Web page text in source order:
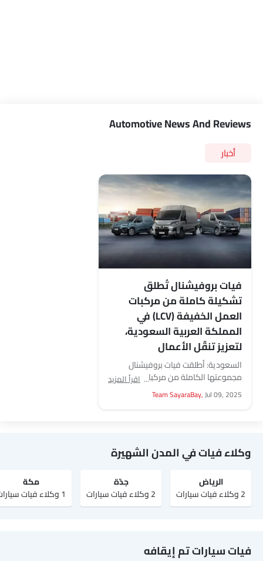
Automotive News And Reviews
أخبار
فيات بروفيشنال تُطلق
تشكيلة كاملة من مركبات
العمل الخفيفة (LCV) في
المملكة العربية السعودية،
لتعزيز تنقّل الأعمال
السعودية: أطلقت فيات بروفيشنال
مجموعتها الكاملة من مركبات النقل
الخفيفة في المملكة، حيث توفر سيارات
فان ذكية ومرنة لتلبية احتياجات...
اقرأ المزيد
Team SayaraBay,Jul 09, 2025
وكلاء فيات في المدن الشهيرة
الرياض‎
2 وكلاء فيات سيارات
جدّة
2 وكلاء فيات سيارات
مكة
1 وكلاء فيات سيارات
فيات سيارات تم إيقافه